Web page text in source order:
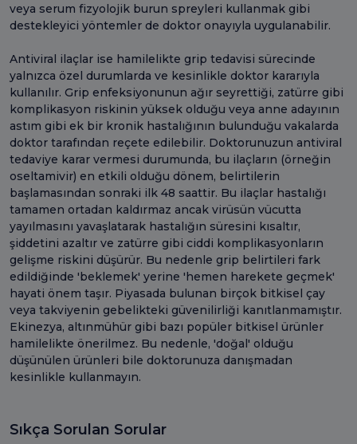
veya serum fizyolojik burun spreyleri kullanmak gibi
destekleyici yöntemler de doktor onayıyla uygulanabilir.
Antiviral ilaçlar ise hamilelikte grip tedavisi sürecinde
yalnızca özel durumlarda ve kesinlikle doktor kararıyla
kullanılır. Grip enfeksiyonunun ağır seyrettiği, zatürre gibi
komplikasyon riskinin yüksek olduğu veya anne adayının
astım gibi ek bir kronik hastalığının bulunduğu vakalarda
doktor tarafından reçete edilebilir. Doktorunuzun antiviral
tedaviye karar vermesi durumunda, bu ilaçların (örneğin
oseltamivir) en etkili olduğu dönem, belirtilerin
başlamasından sonraki ilk 48 saattir. Bu ilaçlar hastalığı
tamamen ortadan kaldırmaz ancak virüsün vücutta
yayılmasını yavaşlatarak hastalığın süresini kısaltır,
şiddetini azaltır ve zatürre gibi ciddi komplikasyonların
gelişme riskini düşürür. Bu nedenle grip belirtileri fark
edildiğinde 'beklemek' yerine 'hemen harekete geçmek'
hayati önem taşır. Piyasada bulunan birçok bitkisel çay
veya takviyenin gebelikteki güvenilirliği kanıtlanmamıştır.
Ekinezya, altınmühür gibi bazı popüler bitkisel ürünler
hamilelikte önerilmez. Bu nedenle, 'doğal' olduğu
düşünülen ürünleri bile doktorunuza danışmadan
kesinlikle kullanmayın.
Sıkça Sorulan Sorular